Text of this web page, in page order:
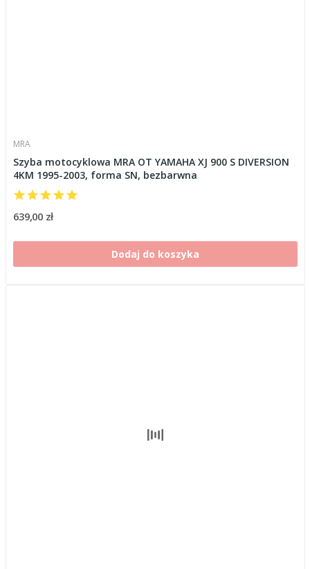
MRA
Szyba motocyklowa MRA OT YAMAHA XJ 900 S DIVERSION
4KM 1995-2003, forma SN, bezbarwna
639,00 zł
Dodaj do koszyka